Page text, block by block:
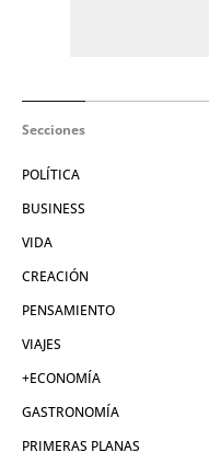
Secciones
POLÍTICA
BUSINESS
VIDA
CREACIÓN
PENSAMIENTO
VIAJES
+ECONOMÍA
GASTRONOMÍA
PRIMERAS PLANAS